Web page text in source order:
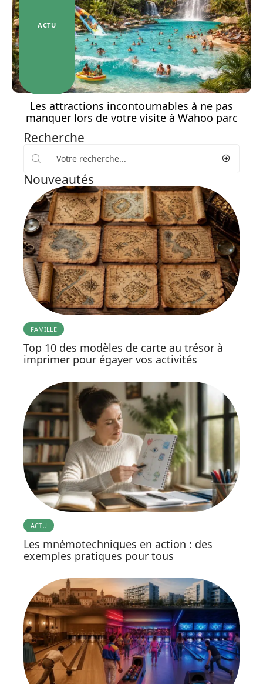
ACTU
Les attractions incontournables à ne pas
manquer lors de votre visite à Wahoo parc
Recherche
Nouveautés
FAMILLE
Top 10 des modèles de carte au trésor à
imprimer pour égayer vos activités
ACTU
Les mnémotechniques en action : des
exemples pratiques pour tous